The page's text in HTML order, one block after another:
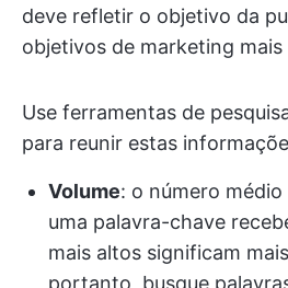
deve refletir o objetivo da
objetivos de marketing mais
Use ferramentas de
para reunir estas
Volume: o número
uma palavra-chave
mais altos significam